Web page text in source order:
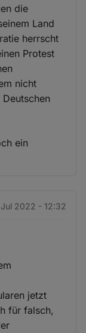
die
Land
herrscht
Protest
nicht
ein
Jul 2022 - 12:32
jetzt
für falsch,